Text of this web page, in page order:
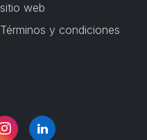
sitio web
Términos y condiciones